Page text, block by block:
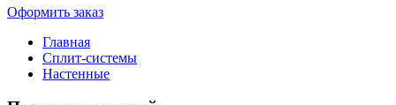
Оформить заказ
Главная
Сплит-системы
Настенные